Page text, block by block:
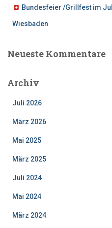
Bundesfeier /Grillfest im
Wiesbaden
Neueste Kommentare
Archiv
Juli 2026
März 2026
Mai 2025
März 2025
Juli 2024
Mai 2024
März 2024